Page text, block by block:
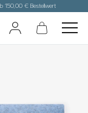
150,00 € Bestellwert